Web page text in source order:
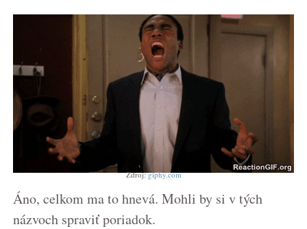
Zdroj:giphy.com
Áno, celkom ma to hnevá. Mohli by si v tých
názvoch spraviť poriadok.